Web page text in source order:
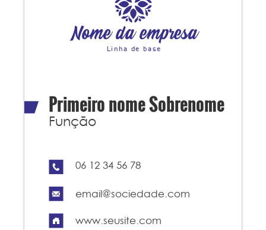
www.seusite.com
Função
06 12 34 56 78
email@sociedade.com
Primeiro nome Sobrenome
Nome da empresa
Linha de base